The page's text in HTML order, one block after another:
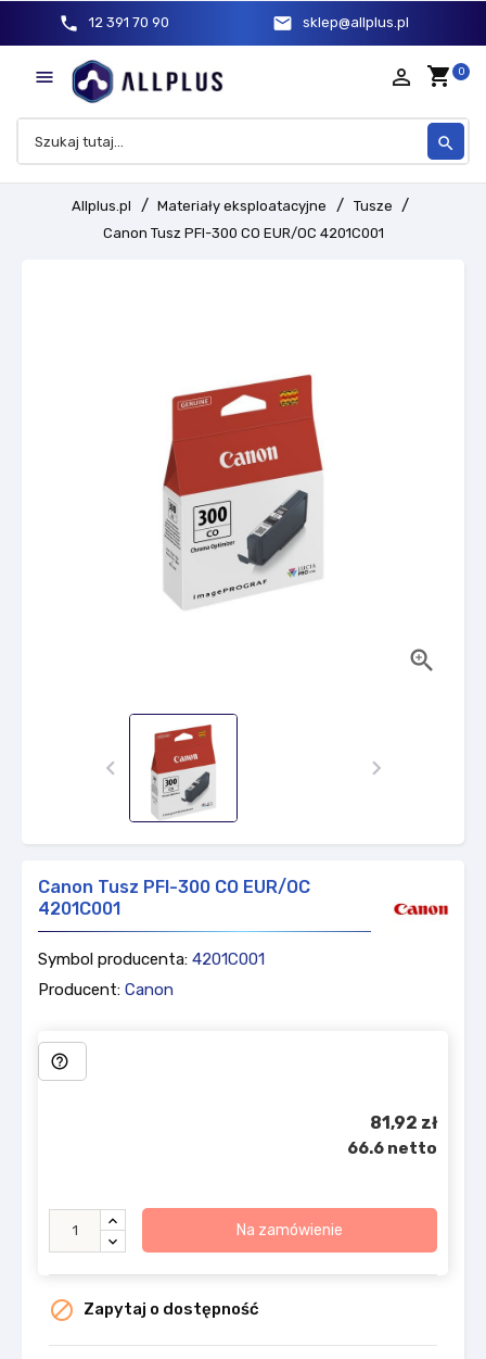
phone 12 391 70 90 mail sklep@allplus.pl
 shopping_cart 0
person_outline
search
Allplus.pl Materiały eksploatacyjne
Tusze
Canon Tusz PFI-300 CO EUR/OC 4201C001

 
Canon Tusz PFI-300 CO EUR/OC
4201C001
Symbol producenta: 4201C001
Producent: Canon
help_outline
81,92 zł
66.6 netto
Na zamówienie
 Zapytaj o dostępność